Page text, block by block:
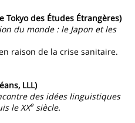
des Études Étrangères)
du monde : le Japon et les
raison de la crise sanitaire.
LLL)
des idées linguistiques
le XXesiècle.